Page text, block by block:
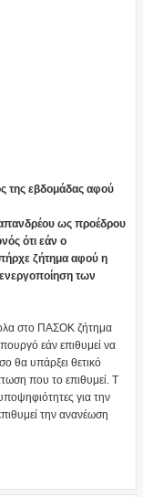
της εβδομάδας αφού
ως προέδρου
ότι εάν ο
ζήτημα αφού η
ενεργοποίηση των
στο ΠΑΣΟΚ ζήτημα
εάν επιθυμεί να
θα υπάρξει θετικό
που το επιθυμεί. Τ
για την
την ανανέωση